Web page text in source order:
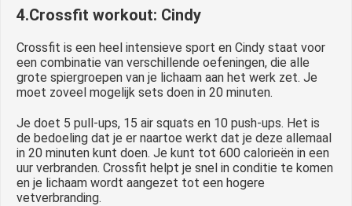
4.Crossfit workout: Cindy
Crossfit is een heel intensieve sport en Cindy staat voor
een combinatie van verschillende oefeningen, die alle
grote spiergroepen van je lichaam aan het werk zet. Je
moet zoveel mogelijk sets doen in 20 minuten.
Je doet 5 pull-ups, 15 air squats en 10 push-ups. Het is
de bedoeling dat je er naartoe werkt dat je deze allemaal
in 20 minuten kunt doen. Je kunt tot 600 calorieën in een
uur verbranden. Crossfit helpt je snel in conditie te komen
en je lichaam wordt aangezet tot een hogere
vetverbranding.